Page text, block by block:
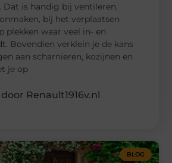
Dat is handig bij ventileren,
bij het verplaatsen
plekken waar veel in- en
Bovendien verklein je de kans
aan scharnieren, kozijnen en
je op
Renault1916v.nl
BLOG